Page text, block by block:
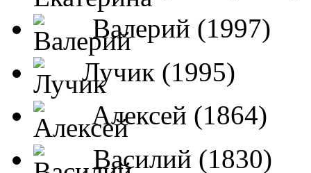
Валерий (1997)
Лучик (1995)
Алексей (1864)
Василий (1830)